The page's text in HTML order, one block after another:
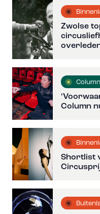
Zwolse
Column
Column
Shortlist